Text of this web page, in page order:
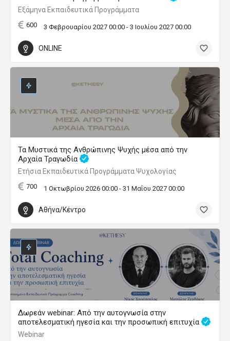
Εξάμηνα Εκπαιδευτικά Προγράμματα
600 3 Φεβρουαρίου 2027 00:00 - 3 Ιουλίου 2027 00:00
ONLINE
Τα Μυστικά της Ανθρώπινης Ψυχής μέσα από την
Αρχαία Τραγωδία
Ετήσια Εκπαιδευτικά Προγράμματα Ψυχολογίας
700 1 Οκτωβρίου 2026 00:00 - 31 Μαΐου 2027 00:00
Αθήνα/Κέντρο
Δωρεάν webinar: Από την αυτογνωσία στην
αποτελεσματική ηγεσία και την προσωπική επιτυχία
Webinar